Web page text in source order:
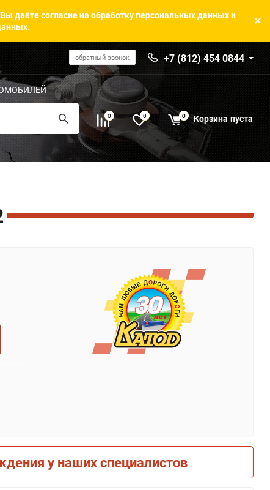
даёте согласие на обработку персональных данных и
обратный звонок +7 (812) 454 0844
0 0 0 Корзина пуста
у наших специалистов